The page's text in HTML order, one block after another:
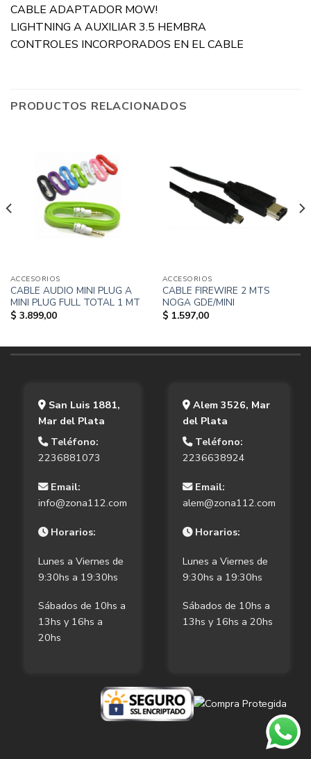
CABLE ADAPTADOR MOW!
LIGHTNING A AUXILIAR 3.5 HEMBRA
CONTROLES INCORPORADOS EN EL CABLE
PRODUCTOS RELACIONADOS
ACCESORIOS
CABLE AUDIO MINI PLUG A
MINI PLUG FULL TOTAL 1 MT
$ 3.899,00
ACCESORIOS
CABLE FIREWIRE 2 MTS
NOGA GDE/MINI
$ 1.597,00
San Luis 1881,
Mar del Plata
Teléfono:
2236881073
Email:
info@zona112.com
Horarios:
Lunes a Viernes de
9:30hs a 19:30hs
Sábados de 10hs a
13hs y 16hs a
20hs
Alem 3526, Mar
del Plata
Teléfono:
2236638924
Email:
alem@zona112.com
Horarios:
Lunes a Viernes de
9:30hs a 19:30hs
Sábados de 10hs a
13hs y 16hs a 20hs